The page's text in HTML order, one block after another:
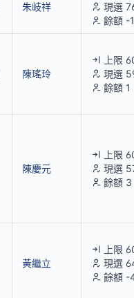
朱岐祥
現選
餘額 -
陳瑤玲
上限
現選
餘額 1
陳慶元
上限
現選
餘額 3
黃繼立
上限
現選
餘額 -